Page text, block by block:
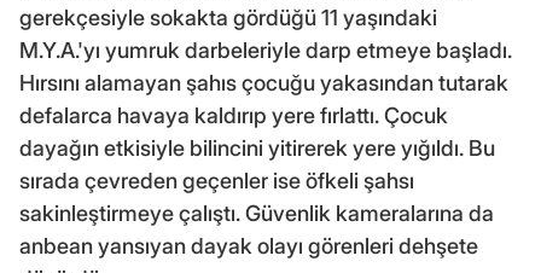
gerekçesiyle sokakta gördüğü 11 yaşındaki
M.Y.A.'yı yumruk darbeleriyle darp etmeye başladı.
Hırsını alamayan şahıs çocuğu yakasından tutarak
defalarca havaya kaldırıp yere fırlattı. Çocuk
dayağın etkisiyle bilincini yitirerek yere yığıldı. Bu
sırada çevreden geçenler ise öfkeli şahsı
sakinleştirmeye çalıştı. Güvenlik kameralarına da
anbean yansıyan dayak olayı görenleri dehşete